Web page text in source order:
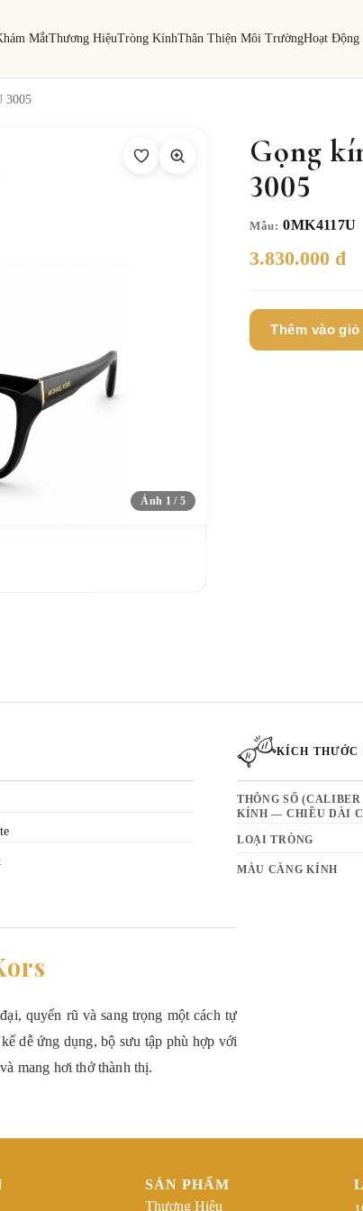
MắtThương HiệuTròng KínhThân Thiện Môi TrườngHoạt Động
3005
Ảnh 1 / 5
Gọng
3005
Mẫu: 0MK4117U
3.830.000 đ
Thêm vào
KÍCH THƯỚC
THÔNG SỐ
KÍNH — CHIỀU DÀI
LOẠI TRÒNG
MÀU CÀNG KÍNH
quyến rũ và sang trọng một cách tự
dễ ứng dụng, bộ sưu tập phù hợp với
mang hơi thở thành thị.
SẢN PHẨM
Thương Hiệu